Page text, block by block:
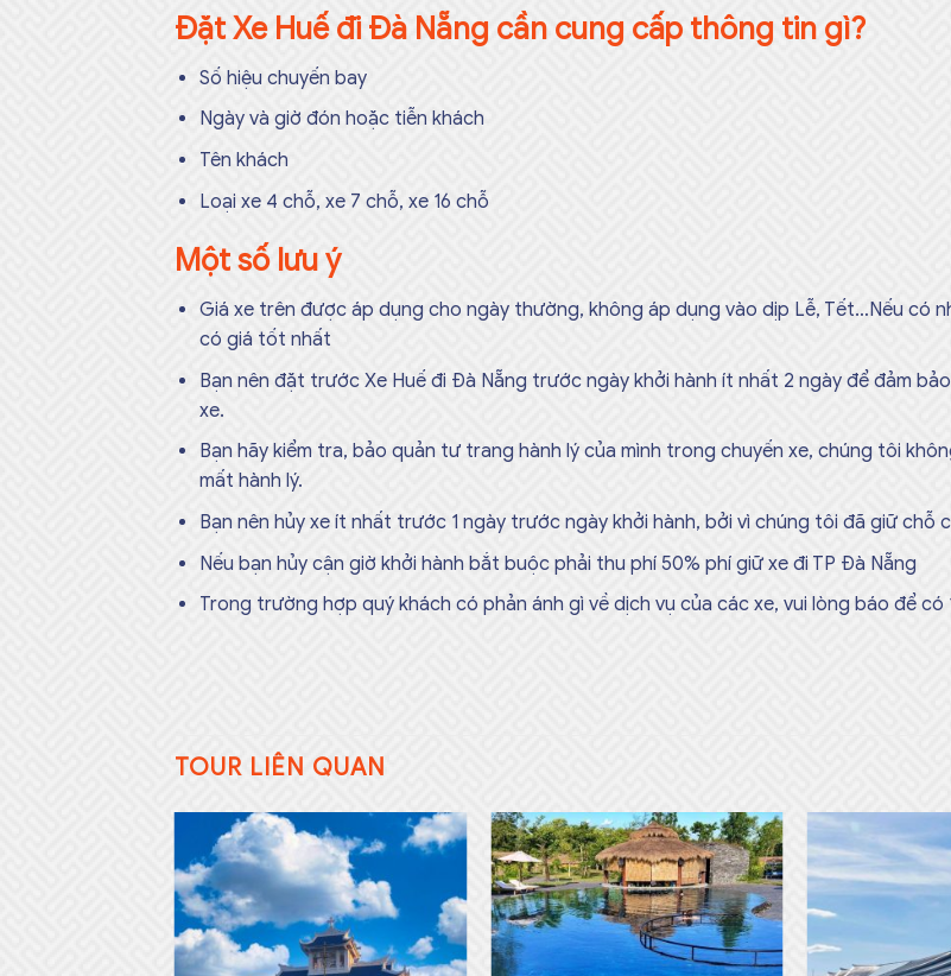
Đặt Xe Huế đi Đà Nẵng cần cung cấp thông tin gì?
Số hiệu chuyến bay
Ngày và giờ đón hoặc tiễn khách
Tên khách
Loại xe 4 chỗ, xe 7 chỗ, xe 16 chỗ
Một số lưu ý
Giá xe trên được áp dụng cho ngày thường, không áp dụng vào dịp Lễ, Tết…Nếu có
có giá tốt nhất
Bạn nên đặt trước Xe Huế đi Đà Nẵng trước ngày khởi hành ít nhất 2 ngày để đảm
xe.
Bạn hãy kiểm tra, bảo quản tư trang hành lý của mình trong chuyến xe, chúng tôi
mất hành lý.
Bạn nên hủy xe ít nhất trước 1 ngày trước ngày khởi hành, bởi vì chúng tôi đã giữ chỗ
Nếu bạn hủy cận giờ khởi hành bắt buộc phải thu phí 50% phí giữ xe đi TP Đà Nẵng
Trong trường hợp quý khách có phản ánh gì về dịch vụ của các xe, vui lòng báo để
TOUR LIÊN QUAN
Add to
wishlist
Add to
wishlist